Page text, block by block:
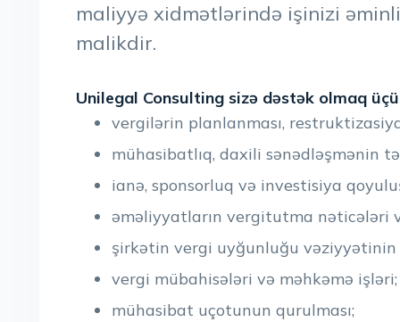
maliyyə xidmətlərində işinizi
malikdir.
Unilegal Consulting sizə dəstək olmaq
vergilərin planlanması,
mühasibatlıq, daxili sənədləşmənin
ianə, sponsorluq və investisiya
əməliyyatların vergitutma nəticələri
şirkətin vergi uyğunluğu vəziyyətinin
vergi mübahisələri və məhkəmə işləri;
mühasibat uçotunun qurulması;